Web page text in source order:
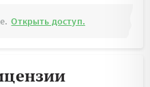
Открыть доступ.